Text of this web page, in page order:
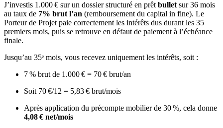
J’investis 1.000 € sur un dossier structuré en prêt bullet sur 36 mois
au taux de 7% brut l’an (remboursement du capital in fine). Le
Porteur de Projet paie correctement les intérêts dus durant les 35
premiers mois, puis se retrouve en défaut de paiement à l’échéance
finale.
Jusqu’au 35ᵉ mois, vous recevez uniquement les intérêts, soit :
7 % brut de 1.000 € = 70 € brut/an
Soit 70 €/12 = 5,83 € brut/mois
Après application du précompte mobilier de 30 %, cela donne
4,08 € net/mois